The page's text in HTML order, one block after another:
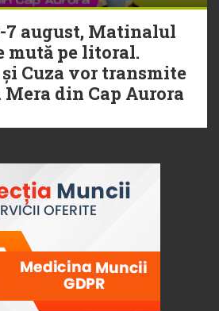
7 august, Matinalul
mută pe litoral.
și Cuza vor transmite
din Cap Aurora